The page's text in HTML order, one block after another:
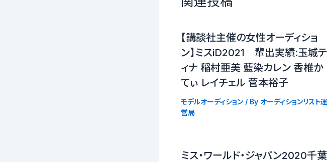
【講談社主催の女性オーディショ
ン】ミスiD2021 輩出実績:玉城テ
ィナ 稲村亜美 藍染カレン 香椎か
てぃ レイチェル 菅本裕子
モデルオーディション/ By オーディションリスト運
営局
ミス・ワールド・ジャパン2020千葉